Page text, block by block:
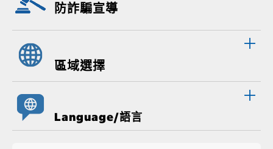
防詐騙宣導
區域選擇
Language/語言